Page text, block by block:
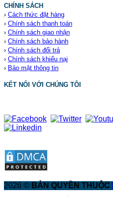
CHÍNH SÁCH
› Cách thức đặt hàng
› Chính sách thanh toán
› Chính sách giao nhận
› Chính sách bảo hành
› Chính sách đổi trả
› Chính sách khiếu nại
› Bảo mật thông tin
KẾT NỐI VỚI CHÚNG TÔI
2026 © BẢN QUYỀN THUỘC